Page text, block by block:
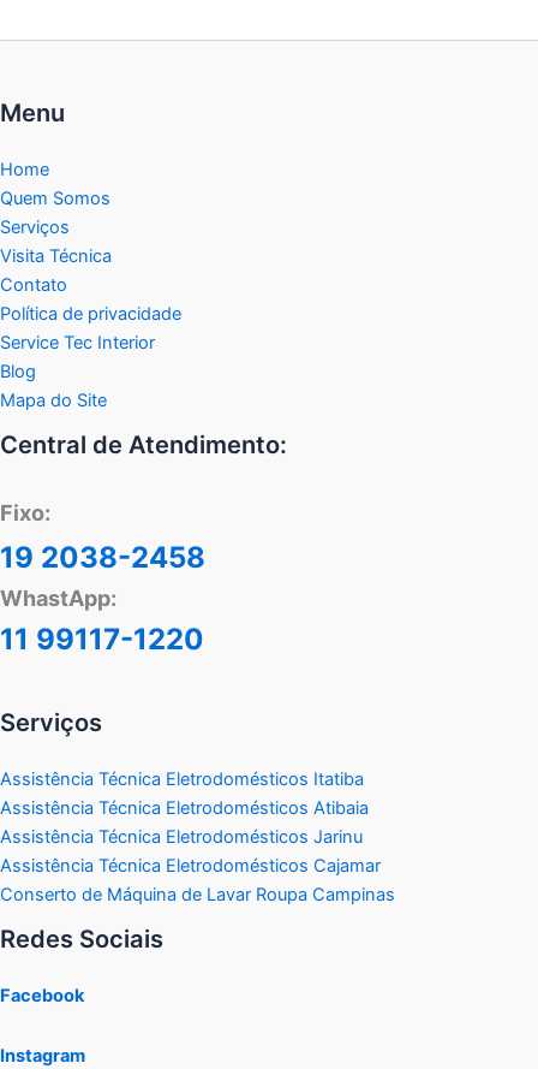
Menu
Home
Quem Somos
Serviços
Visita Técnica
Contato
Política de privacidade
Service Tec Interior
Blog
Mapa do Site
Central de Atendimento:
Fixo:
19 2038-2458
WhastApp:
11 99117-1220
Serviços
Assistência Técnica Eletrodomésticos Itatiba
Assistência Técnica Eletrodomésticos Atibaia
Assistência Técnica Eletrodomésticos Jarinu
Assistência Técnica Eletrodomésticos Cajamar
Conserto de Máquina de Lavar Roupa Campinas
Redes Sociais
Facebook
Instagram